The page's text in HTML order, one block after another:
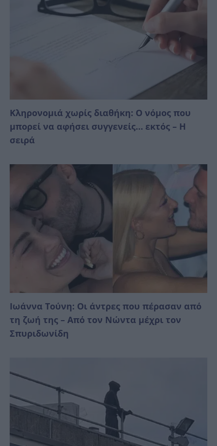
Κληρονομιά χωρίς διαθήκη: Ο νόμος που
μπορεί να αφήσει συγγενείς… εκτός – Η
σειρά
Ιωάννα Τούνη: Οι άντρες που πέρασαν από
τη ζωή της – Από τον Νώντα μέχρι τον
Σπυριδωνίδη